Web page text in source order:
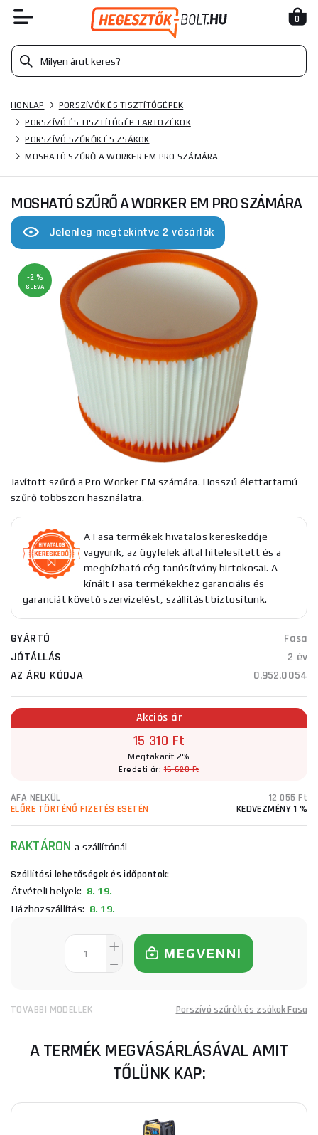
0
HONLAP
PORSZÍVÓK ÉS TISZTÍTÓGÉPEK
PORSZÍVÓ ÉS TISZTÍTÓGÉP TARTOZÉKOK
PORSZÍVÓ SZŰRŐK ÉS ZSÁKOK
MOSHATÓ SZŰRŐ A WORKER EM PRO SZÁMÁRA
MOSHATÓ SZŰRŐ A WORKER EM PRO SZÁMÁRA
Jelenleg megtekintve 2 vásárlók
-2 %
SLEVA
Javított szűrő a Pro Worker EM számára. Hosszú élettartamú
szűrő többszöri használatra.
A Fasa termékek hivatalos kereskedője
vagyunk, az ügyfelek által hitelesített és a
megbízható cég tanúsítvány birtokosai. A
kínált Fasa termékekhez garanciális és
garanciát követő szervizelést, szállítást biztosítunk.
GYÁRTÓ
Fasa
JÓTÁLLÁS
2 év
AZ ÁRU KÓDJA
0.952.0054
Akciós ár
15 310 Ft
Megtakarít 2%
Eredeti ár:15 620 Ft
ÁFA NÉLKÜL
12 055 Ft
ELŐRE TÖRTÉNŐ FIZETÉS ESETÉN
KEDVEZMÉNY 1 %
RAKTÁRONa szállítónál
Szállítási lehetőségek és időpontok:
Átvételi helyek: 8. 19.
Házhozszállítás: 8. 19.
MEGVENNI
TOVÁBBI MODELLEK Porszívó szűrők és zsákok Fasa
A TERMÉK MEGVÁSÁRLÁSÁVAL AMIT
TŐLÜNK KAP: